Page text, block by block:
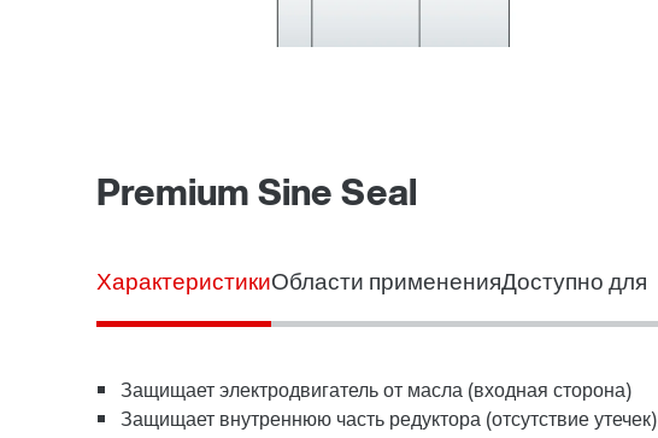
Premium Sine Seal
ХарактеристикиОбласти примененияДоступно для
Защищает электродвигатель от масла (входная сторона)
Защищает внутреннюю часть редуктора (отсутствие утечек)